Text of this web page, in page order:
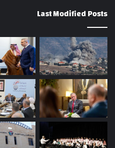
Last Modified Posts